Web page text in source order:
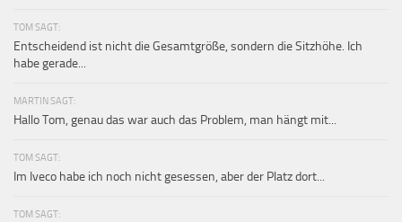
TOM SAGT:
Entscheidend ist nicht die Gesamtgröße, sondern die Sitzhöhe. Ich
habe gerade...
MARTIN SAGT:
Hallo Tom, genau das war auch das Problem, man hängt mit...
TOM SAGT:
Im Iveco habe ich noch nicht gesessen, aber der Platz dort...
TOM SAGT: